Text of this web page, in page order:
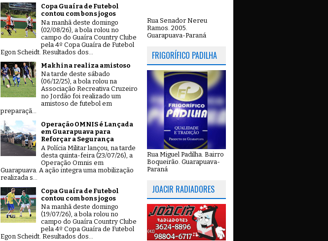
Copa Guaíra de Futebol
contou com bons jogos
Na manhã deste domingo
(02/08/26), a bola rolou no
campo do Guaíra Country Clube
pela 4º Copa Guaíra de Futebol
Egon Scheidt. Resultados dos...
Makhina realiza amistoso
Na tarde deste sábado
(06/12/25), a bola rolou na
Associação Recreativa Cruzeiro
no Jordão foi realizado um
amistoso de futebol em
preparaçã...
Operação OMNIS é Lançada
em Guarapuava para
Reforçar a Segurança
A Polícia Militar lançou, na tarde
desta quinta-feira (23/07/26), a
Operação Omnis em
Guarapuava. A ação integra uma mobilização
realizada s...
Copa Guaíra de Futebol
contou com bons jogos
Na manhã deste domingo
(19/07/26), a bola rolou no
campo do Guaíra Country Clube
pela 4º Copa Guaíra de Futebol
Egon Scheidt. Resultados dos...
Rua Senador Nereu
Ramos. 2005.
Guarapuava-Paraná
FRIGORÍFICO PADILHA
Rua Miguel Padilha. Bairro
Boqueirão. Guarapuava-
Paraná
JOACIR RADIADORES